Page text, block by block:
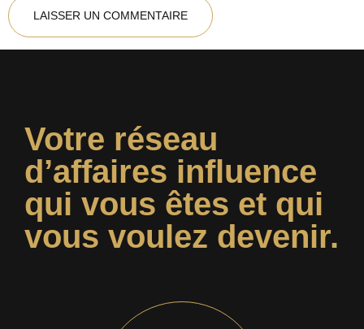
Votre réseau
d’affaires influence
qui vous êtes et qui
vous voulez devenir.